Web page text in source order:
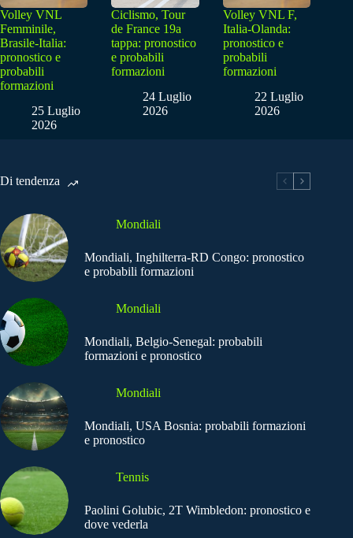
Volley VNL
Femminile,
Brasile-Italia:
pronostico e
probabili
formazioni
25 Luglio
2026
Ciclismo, Tour
de France 19a
tappa: pronostico
e probabili
formazioni
24 Luglio
2026
Volley VNL F,
Italia-Olanda:
pronostico e
probabili
formazioni
22 Luglio
2026
Di tendenza
Mondiali
Mondiali, Inghilterra-RD Congo: pronostico
e probabili formazioni
Mondiali
Mondiali, Belgio-Senegal: probabili
formazioni e pronostico
Mondiali
Mondiali, USA Bosnia: probabili formazioni
e pronostico
Tennis
Paolini Golubic, 2T Wimbledon: pronostico e
dove vederla